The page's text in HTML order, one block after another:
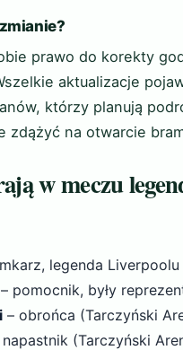
prawo do korekty
aktualizacje
którzy planują
zdążyć na otwarcie
w meczu
legenda
– pomocnik, były
– obrońca (Tarczyński
napastnik (Tarczyński